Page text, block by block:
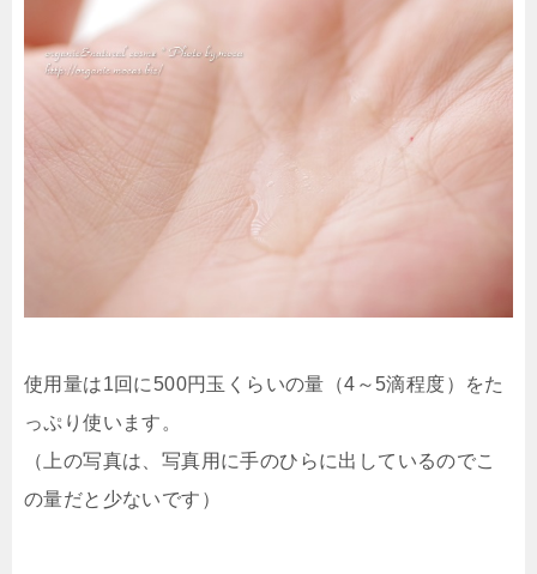
使用量は1回に500円玉くらいの量（4～5滴程度）をた
っぷり使います。
（上の写真は、写真用に手のひらに出しているのでこ
の量だと少ないです）